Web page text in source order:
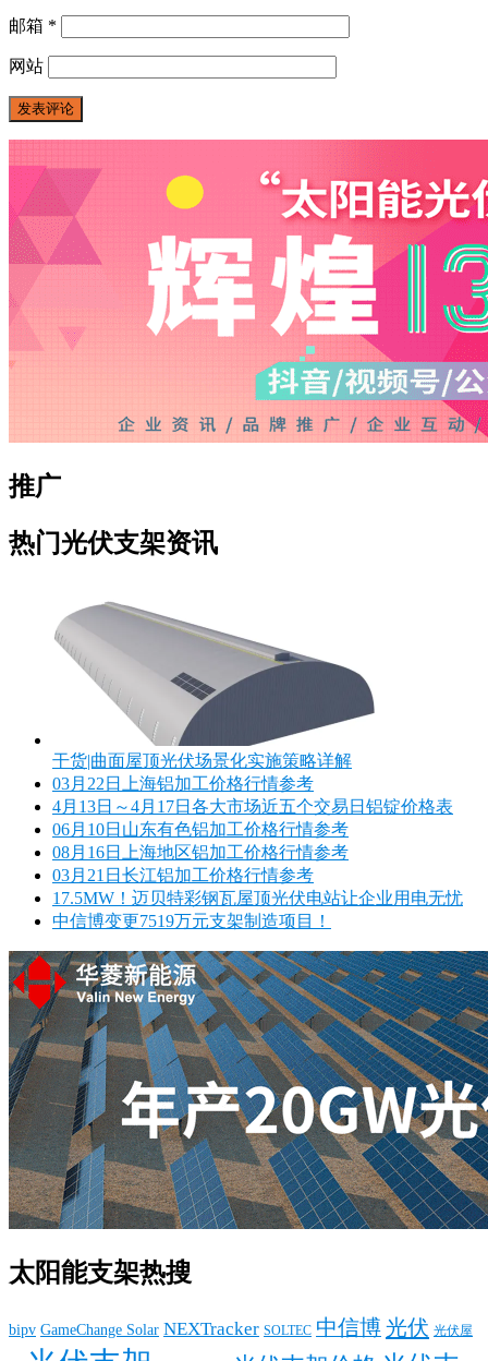
邮箱 *
网站
推广
热门光伏支架资讯
干货|曲面屋顶光伏场景化实施策略详解
03月22日上海铝加工价格行情参考
4月13日～4月17日各大市场近五个交易日铝锭价格表
06月10日山东有色铝加工价格行情参考
08月16日上海地区铝加工价格行情参考
03月21日长江铝加工价格行情参考
17.5MW！迈贝特彩钢瓦屋顶光伏电站让企业用电无忧
中信博变更7519万元支架制造项目！
太阳能支架热搜
bipv GameChange Solar NEXTracker SOLTEC 中信博光伏 光伏屋